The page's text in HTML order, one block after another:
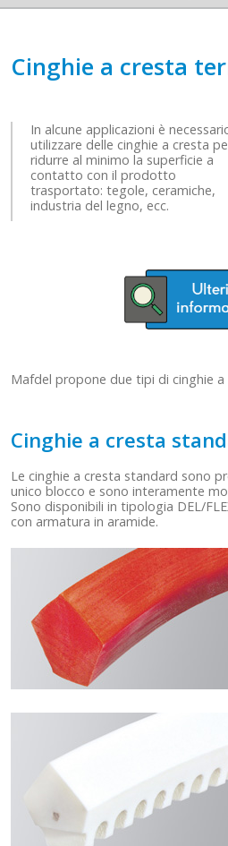
Cinghie a cresta
In alcune applicazioni è
utilizzare delle cinghie a cresta
ridurre al minimo la superficie a
contatto con il prodotto
trasportato: tegole, ceramiche,
industria del legno, ecc.
Mafdel propone due tipi di cinghie a
Cinghie a cresta
Le cinghie a cresta standard sono
unico blocco e sono interamente
Sono disponibili in tipologia DEL/
con armatura in aramide.